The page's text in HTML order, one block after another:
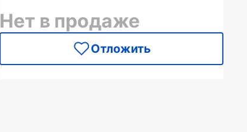
Нет в продаже
Отложить